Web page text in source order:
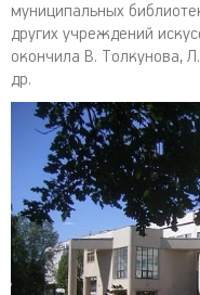
муниципальных
других учреждений
окончила В. Толкунова,
др.